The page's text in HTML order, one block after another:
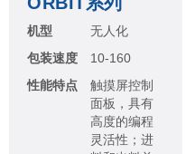
机型
无人化
包装速度
10-160
性能特点
触摸屏控制
面板，具有
高度的编程
灵活性；进